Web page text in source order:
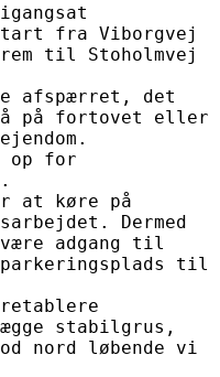
fra Viborgvej
til Stoholmvej
afspærret, det
på fortovet eller
op for
at køre på
Dermed
adgang til
parkeringsplads til
stabilgrus,
nord løbende vi